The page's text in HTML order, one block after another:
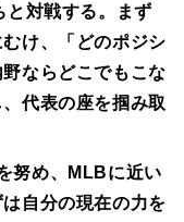
対戦する。まず
け、「どのポジシ
ならどこでもこな
代表の座を掴み取
努め、MLBに近い
自分の現在の力を